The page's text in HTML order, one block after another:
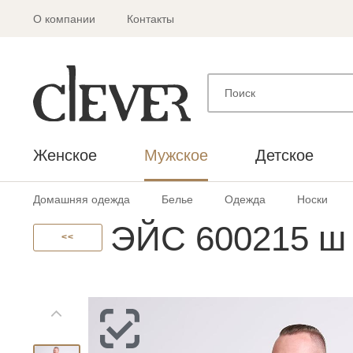
О компании Контакты
Женское Мужское Детское
Домашняя одежда Белье Одежда Носки
<< ЭЙС 600215 ш